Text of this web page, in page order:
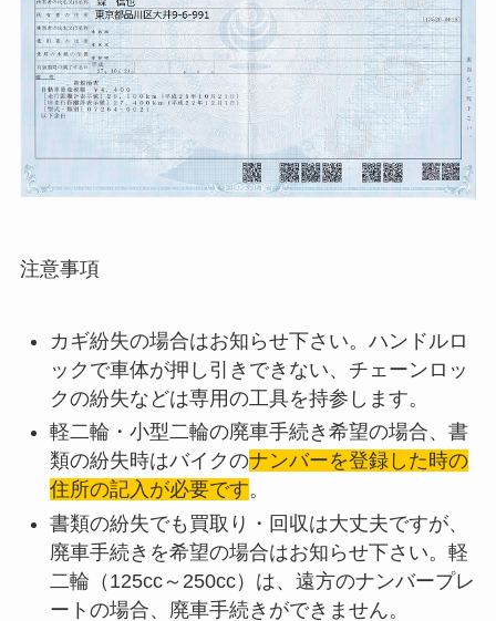
注意事項
カギ紛失の場合はお知らせ下さい。ハンドルロ
ックで車体が押し引きできない、チェーンロッ
クの紛失などは専用の工具を持参します。
軽二輪・小型二輪の廃車手続き希望の場合、書
類の紛失時はバイクのナンバーを登録した時の
住所の記入が必要です。
書類の紛失でも買取り・回収は大丈夫ですが、
廃車手続きを希望の場合はお知らせ下さい。軽
二輪（125cc～250cc）は、遠方のナンバープレ
ートの場合、廃車手続きができません。